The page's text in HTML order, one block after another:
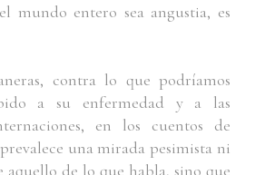
mundo entero sea angustia, es
contra lo que podríamos
a su enfermedad y a las
en los cuentos de
una mirada pesimista ni
aquello de lo que habla, sino que